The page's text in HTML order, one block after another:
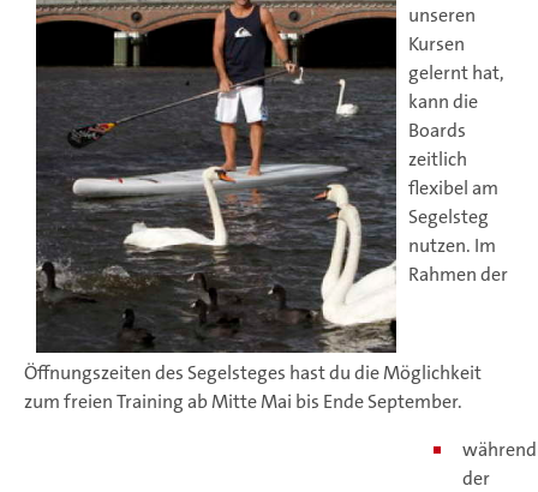
unseren
Kursen
gelernt hat,
kann die
Boards
zeitlich
flexibel am
Segelsteg
nutzen. Im
Rahmen der
Öffnungszeiten des Segelsteges hast du die Möglichkeit
zum freien Training ab Mitte Mai bis Ende September.
während
der